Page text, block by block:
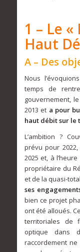
1 – Le
Haut
A – Des
Nous l’évoquions
temps de
gouvernement,
2013 et a pour
haut débit sur
L’ambition ?
prévu pour
2025 et, à
propriétaire du
et de la quasi-
ses
bien ce projet
ont été alloués.
territoriales de
optique dans
raccordement